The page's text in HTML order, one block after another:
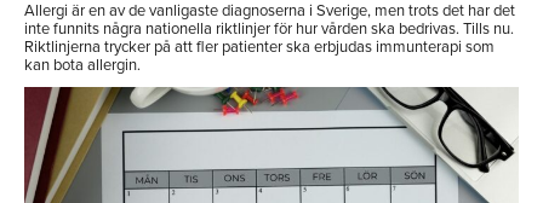
Allergi är en av de vanligaste diagnoserna i Sverige, men trots det har det
inte funnits några nationella riktlinjer för hur vården ska bedrivas. Tills nu.
Riktlinjerna trycker på att fler patienter ska erbjudas immunterapi som
kan bota allergin.